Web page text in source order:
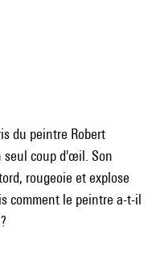
du peintre Robert
seul coup d'œil. Son
rougeoie et explose
comment le peintre a-t-il